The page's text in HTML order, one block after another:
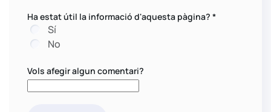
Ha estat útil la informació d'aquesta pàgina? *
Sí
No
Vols afegir algun comentari?